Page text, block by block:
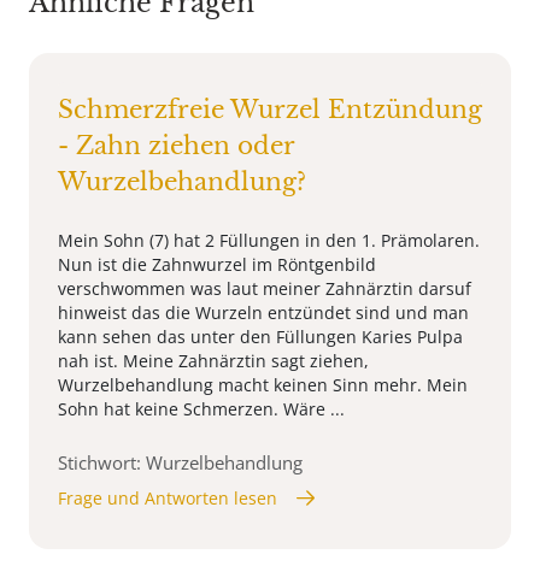
Schmerzfreie Wurzel Entzündung
- Zahn ziehen oder
Wurzelbehandlung?
Mein Sohn (7) hat 2 Füllungen in den 1. Prämolaren.
Nun ist die Zahnwurzel im Röntgenbild
verschwommen was laut meiner Zahnärztin darsuf
hinweist das die Wurzeln entzündet sind und man
kann sehen das unter den Füllungen Karies Pulpa
nah ist. Meine Zahnärztin sagt ziehen,
Wurzelbehandlung macht keinen Sinn mehr. Mein
Sohn hat keine Schmerzen. Wäre ...
Stichwort: Wurzelbehandlung
Frage und Antworten lesen